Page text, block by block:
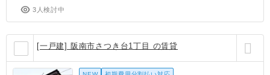
3人検討中
[一戸建] 阪南市さつき台1丁目 の賃貸